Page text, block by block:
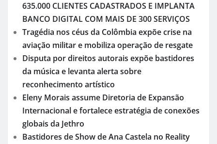
635.000 CLIENTES CADASTRADOS E IMPLANTA
BANCO DIGITAL COM MAIS DE 300 SERVIÇOS
Tragédia nos céus da Colômbia expõe crise na
aviação militar e mobiliza operação de resgate
Disputa por direitos autorais expõe bastidores
da música e levanta alerta sobre
reconhecimento artístico
Eleny Morais assume Diretoria de Expansão
Internacional e fortalece estratégia de conexões
globais da Jethro
Bastidores de Show de Ana Castela no Reality